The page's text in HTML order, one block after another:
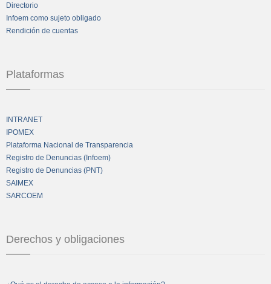
Directorio
Infoem como sujeto obligado
Rendición de cuentas
Plataformas
INTRANET
IPOMEX
Plataforma Nacional de Transparencia
Registro de Denuncias (Infoem)
Registro de Denuncias (PNT)
SAIMEX
SARCOEM
Derechos y obligaciones